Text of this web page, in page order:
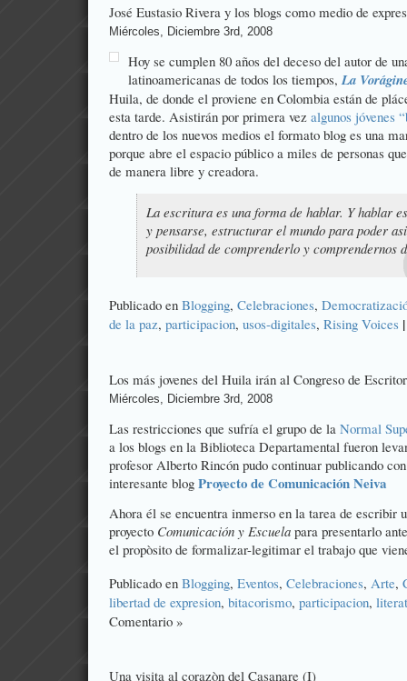
José Eustasio Rivera y los blogs como medio de
Miércoles, Diciembre 3rd, 2008
Hoy se cumplen 80 años del deceso del autor de
latinoamericanas de todos los tiempos,La
Huila, de donde el proviene en Colombia están de
esta tarde. Asistirán por primera vez algunos jóvenes
dentro de los nuevos medios el formato blog es una
porque abre el espacio público a miles de personas
de manera libre y creadora.
La escritura es una forma de hablar. Y hablar
y pensarse, estructurar el mundo para poder
posibilidad de comprenderlo y comprendernos
Publicado en Blogging, Celebraciones,
de la paz, participacion, usos-digitales, Rising Voices |
Los más jovenes del Huila irán al Congreso de
Miércoles, Diciembre 3rd, 2008
Las restricciones que sufría el grupo de la Normal
a los blogs en la Biblioteca Departamental fueron
profesor Alberto Rincón pudo continuar publicando
interesante blog Proyecto de Comunicación Neiva
Ahora él se encuentra inmerso en la tarea de escribir
proyecto Comunicación y Escuela para presentarlo
el propòsito de formalizar-legitimar el trabajo que
Publicado en Blogging, Eventos, Celebraciones, Arte,
libertad de expresion, bitacorismo, participacion,
Comentario »
Una visita al corazòn del Casanare (I)